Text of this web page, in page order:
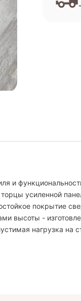
и
усиленной
покрытие
высоты -
нагрузка на